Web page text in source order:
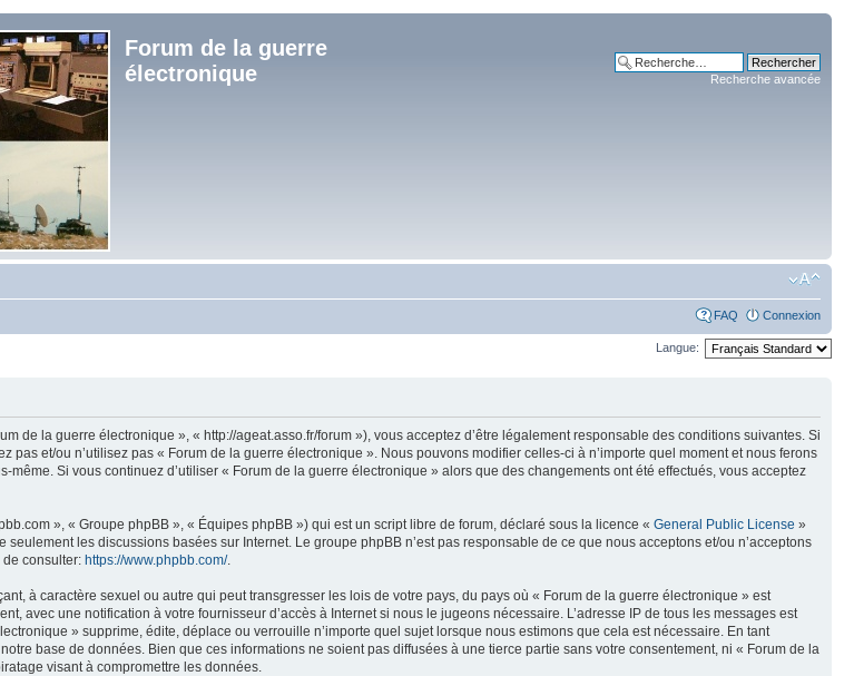
Forum de la guerre
électronique
Recherche avancée
FAQ Connexion
Langue:
de la guerre électronique », « http://ageat.asso.fr/forum »), vous acceptez d’être légalement responsable des conditions suivantes. Si
pas et/ou n’utilisez pas « Forum de la guerre électronique ». Nous pouvons modifier celles-ci à n’importe quel moment et nous ferons
Si vous continuez d’utiliser « Forum de la guerre électronique » alors que des changements ont été effectués, vous acceptez
», « Groupe phpBB », « Équipes phpBB ») qui est un script libre de forum, déclaré sous la licence « General Public License »
seulement les discussions basées sur Internet. Le groupe phpBB n’est pas responsable de ce que nous acceptons et/ou n’acceptons
consulter: https://www.phpbb.com/.
à caractère sexuel ou autre qui peut transgresser les lois de votre pays, du pays où « Forum de la guerre électronique » est
avec une notification à votre fournisseur d’accès à Internet si nous le jugeons nécessaire. L’adresse IP de tous les messages est
» supprime, édite, déplace ou verrouille n’importe quel sujet lorsque nous estimons que cela est nécessaire. En tant
base de données. Bien que ces informations ne soient pas diffusées à une tierce partie sans votre consentement, ni « Forum de la
visant à compromettre les données.